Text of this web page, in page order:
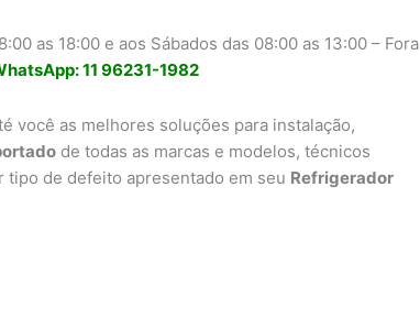
as 18:00 e aos Sábados das 08:00 as 13:00 – Fora
11 96231-1982
você as melhores soluções para instalação,
de todas as marcas e modelos, técnicos
tipo de defeito apresentado em seu Refrigerador